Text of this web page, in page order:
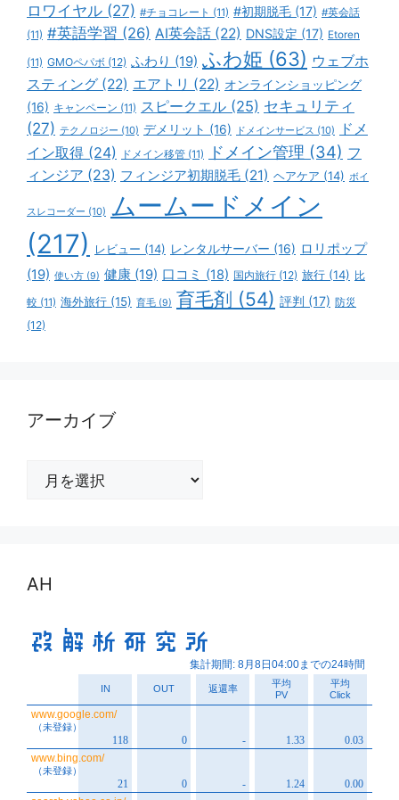
ロワイヤル (27) #チョコレート (11) #初期脱毛 (17) #英会話
(11) #英語学習 (26) AI英会話 (22) DNS設定 (17) Etoren
(11) GMOペパボ (12) ふわり (19) ふわ姫 (63) ウェブホ
スティング (22) エアトリ (22) オンラインショッピング
(16) キャンペーン (11) スピークエル (25) セキュリティ
(27) テクノロジー (10) デメリット (16) ドメインサービス (10)
ドメ
イン取得 (24) ドメイン移管 (11) ドメイン管理 (34) フ
ィンジア (23) フィンジア初期脱毛 (21) ヘアケア (14) ボイ
スレコーダー (10) ムームードメイン
(217)
レビュー (14) レンタルサーバー (16) ロリポップ
(19) 使い方 (9) 健康 (19) 口コミ (18) 国内旅行 (12) 旅行 (14) 比
較 (11) 海外旅行 (15) 育毛 (9) 育毛剤 (54) 評判 (17) 防災
(12)
アーカイブ
AH